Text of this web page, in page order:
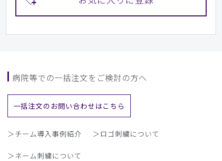
病院等での一括注文をご検討の方へ
一括注文のお問い合わせはこちら
＞チーム導入事例紹介 ＞ロゴ刺繍について
＞ネーム刺繍について